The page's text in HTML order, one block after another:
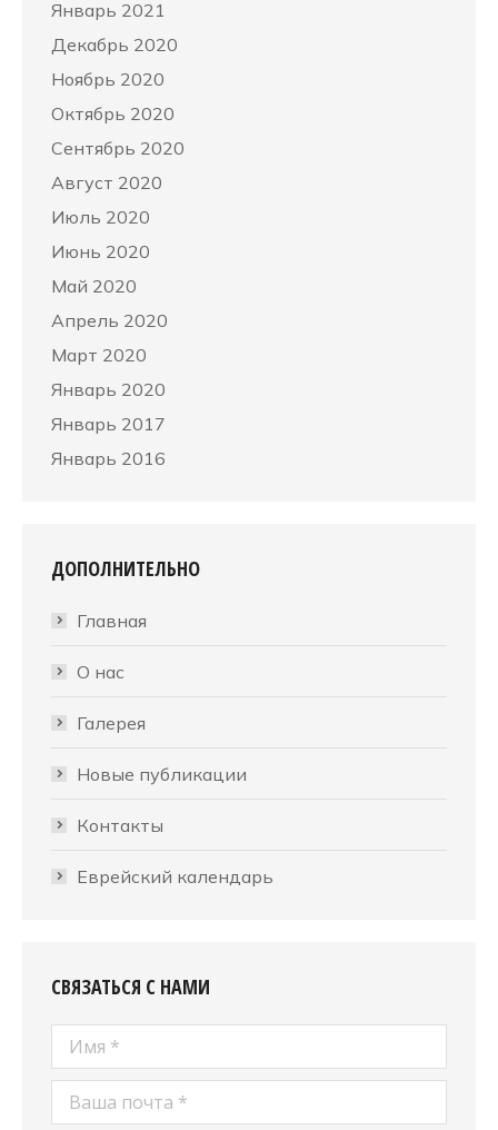
Январь 2021
Декабрь 2020
Ноябрь 2020
Октябрь 2020
Сентябрь 2020
Август 2020
Июль 2020
Июнь 2020
Май 2020
Апрель 2020
Март 2020
Январь 2020
Январь 2017
Январь 2016
ДОПОЛНИТЕЛЬНО
Главная
О нас
Галерея
Новые публикации
Контакты
Еврейский календарь
СВЯЗАТЬСЯ С НАМИ
Имя *
Ваша почта *